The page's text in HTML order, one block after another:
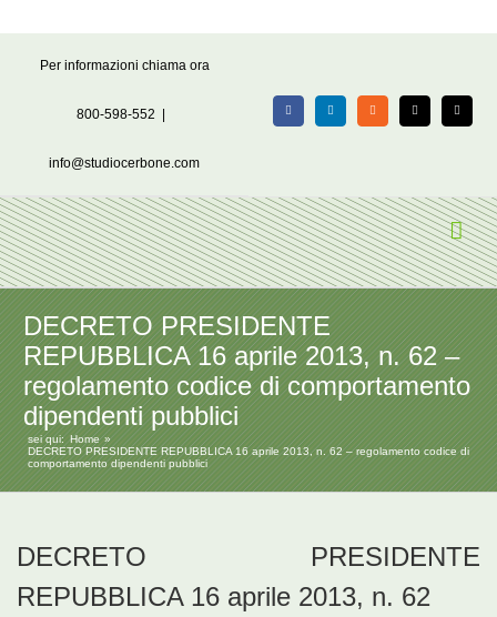
Per informazioni chiama ora
800-598-552
info@studiocerbone.com
FacebookLinkedIn Rss X Email
DECRETO PRESIDENTE
REPUBBLICA 16 aprile 2013, n. 62 –
regolamento codice di comportamento
dipendenti pubblici
sei qui: Home
DECRETO PRESIDENTE REPUBBLICA 16 aprile 2013, n. 62 – regolamento codice di
comportamento dipendenti pubblici
DECRETO PRESIDENTE
REPUBBLICA 16 aprile 2013, n. 62